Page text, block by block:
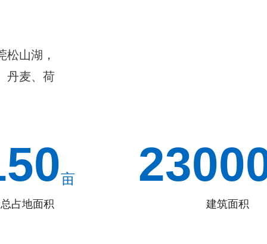
山湖，
丹麦、荷
50亩
总占地面积
2300
建筑面积